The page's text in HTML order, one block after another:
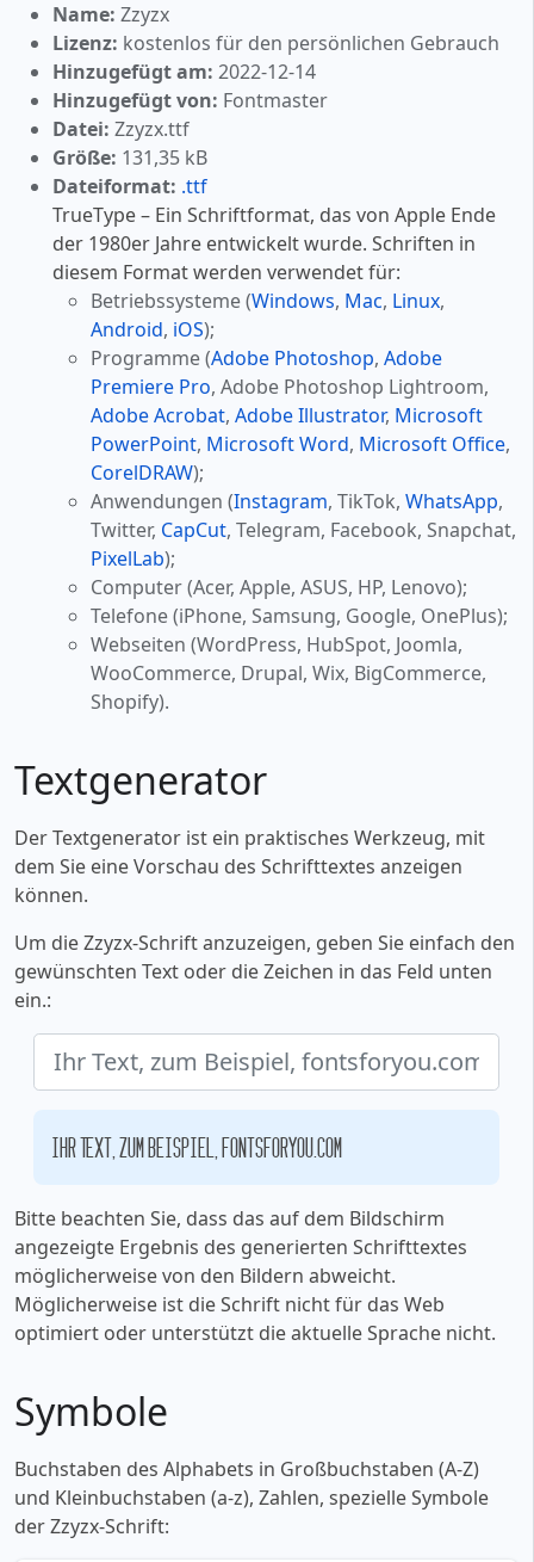
Name: Zzyzx
Lizenz: kostenlos für den persönlichen Gebrauch
Hinzugefügt am: 2022-12-14
Hinzugefügt von: Fontmaster
Datei: Zzyzx.ttf
Größe: 131,35 kB
Dateiformat: .ttf
TrueType – Ein Schriftformat, das von Apple Ende
der 1980er Jahre entwickelt wurde. Schriften in
diesem Format werden verwendet für:
Betriebssysteme (Windows, Mac, Linux,
Android, iOS);
Programme (Adobe Photoshop, Adobe
Premiere Pro, Adobe Photoshop Lightroom,
Adobe Acrobat, Adobe Illustrator, Microsoft
PowerPoint, Microsoft Word, Microsoft Office,
CorelDRAW);
Anwendungen (Instagram, TikTok, WhatsApp,
Twitter, CapCut, Telegram, Facebook, Snapchat,
PixelLab);
Computer (Acer, Apple, ASUS, HP, Lenovo);
Telefone (iPhone, Samsung, Google, OnePlus);
Webseiten (WordPress, HubSpot, Joomla,
WooCommerce, Drupal, Wix, BigCommerce,
Shopify).
Textgenerator
Der Textgenerator ist ein praktisches Werkzeug, mit
dem Sie eine Vorschau des Schrifttextes anzeigen
können.
Um die Zzyzx-Schrift anzuzeigen, geben Sie einfach den
gewünschten Text oder die Zeichen in das Feld unten
ein.:
Ihr Text, zum Beispiel, fontsforyou.com
Bitte beachten Sie, dass das auf dem Bildschirm
angezeigte Ergebnis des generierten Schrifttextes
möglicherweise von den Bildern abweicht.
Möglicherweise ist die Schrift nicht für das Web
optimiert oder unterstützt die aktuelle Sprache nicht.
Symbole
Buchstaben des Alphabets in Großbuchstaben (A-Z)
und Kleinbuchstaben (a-z), Zahlen, spezielle Symbole
der Zzyzx-Schrift: